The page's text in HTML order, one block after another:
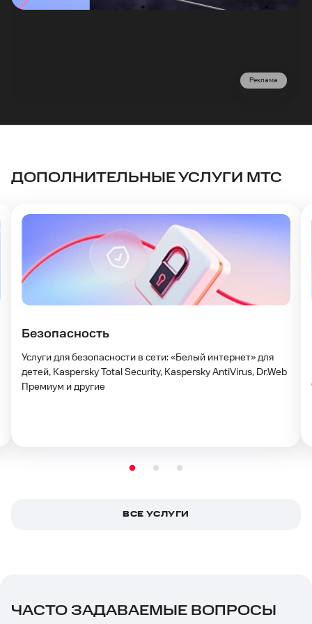
Реклама
ДОПОЛНИТЕЛЬНЫЕ УСЛУГИ МТС
Безопасность
Услуги для безопасности в сети: «Белый интернет» для
детей, Kaspersky Total Security, Kaspersky AntiVirus, Dr.Web
Премиум и другие
ВСЕ УСЛУГИ
ЧАСТО ЗАДАВАЕМЫЕ ВОПРОСЫ